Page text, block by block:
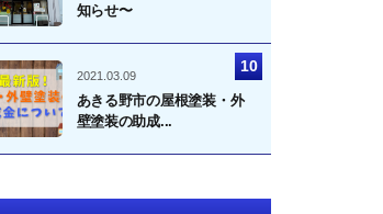
知らせ〜
2021.03.09
あきる野市の屋根塗装・外
壁塗装の助成...